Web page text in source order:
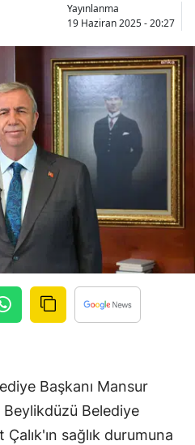
Yayınlanma
19 Haziran 2025 - 20:27
Başkanı Mansur
Belediye
sağlık durumuna